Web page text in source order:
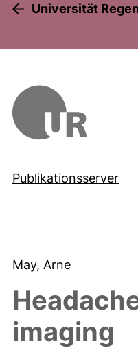
Universität
Publikationsserver
May, Arne
imaging